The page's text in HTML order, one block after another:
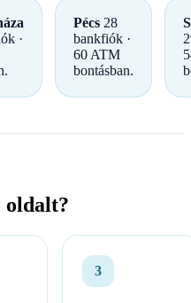
·
Pécs 28
bankfiók ·
60 ATM
bontásban.
oldalt?
3